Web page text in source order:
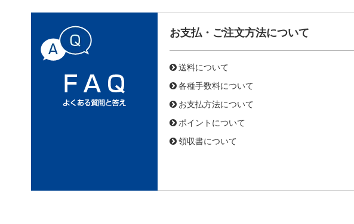
お支払・ご注文方法について
送料について
各種手数料について
お支払方法について
ポイントについて
領収書について